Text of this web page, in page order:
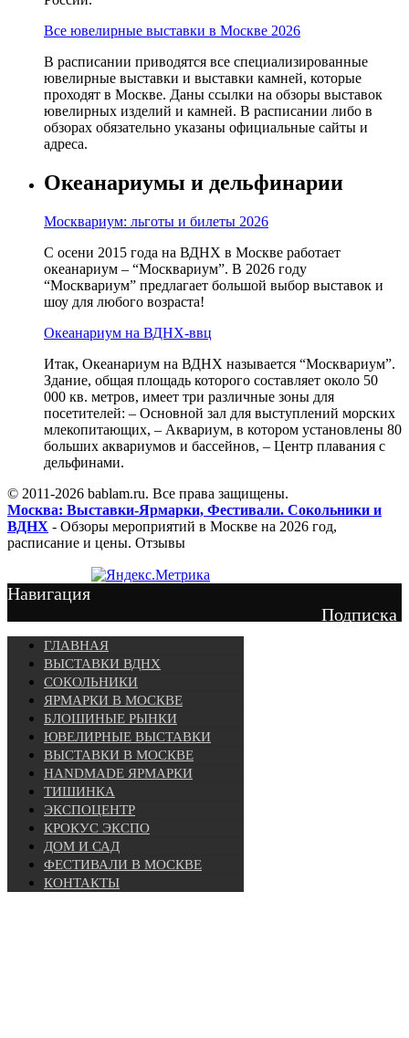
Все ювелирные выставки в Москве 2026
В расписании приводятся все специализированные
ювелирные выставки и выставки камней, которые
проходят в Москве. Даны ссылки на обзоры выставок
ювелирных изделий и камней. В расписании либо в
обзорах обязательно указаны официальные сайты и
адреса.
Океанариумы и дельфинарии
Москвариум: льготы и билеты 2026
С осени 2015 года на ВДНХ в Москве работает
океанариум – “Москвариум”. В 2026 году
“Москвариум” предлагает большой выбор выставок и
шоу для любого возраста!
Океанариум на ВДНХ-ввц
Итак, Океанариум на ВДНХ называется “Москвариум”.
Здание, общая площадь которого составляет около 50
000 кв. метров, имеет три различные зоны для
посетителей: – Основной зал для выступлений морских
млекопитающих, – Аквариум, в котором установлены 80
больших аквариумов и бассейнов, – Центр плавания с
дельфинами.
© 2011-2026 bablam.ru. Все права защищены.
Москва: Выставки-Ярмарки, Фестивали. Сокольники и
ВДНХ - Обзоры мероприятий в Москве на 2026 год,
расписание и цены. Отзывы
Навигация
Подписка
ГЛАВНАЯ
ВЫСТАВКИ ВДНХ
СОКОЛЬНИКИ
ЯРМАРКИ В МОСКВЕ
БЛОШИНЫЕ РЫНКИ
ЮВЕЛИРНЫЕ ВЫСТАВКИ
ВЫСТАВКИ В МОСКВЕ
HANDMADE ЯРМАРКИ
ТИШИНКА
ЭКСПОЦЕНТР
КРОКУС ЭКСПО
ДОМ И САД
ФЕСТИВАЛИ В МОСКВЕ
КОНТАКТЫ